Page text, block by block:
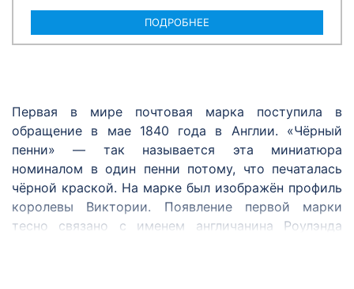
ПОДРОБНЕЕ
Первая в мире почтовая марка поступила в
обращение в мае 1840 года в Англии. «Чёрный
пенни» — так называется эта миниатюра
номиналом в один пенни потому, что печаталась
чёрной краской. На марке был изображён профиль
королевы Виктории. Появление первой марки
тесно связано с именем англичанина Роулэнда